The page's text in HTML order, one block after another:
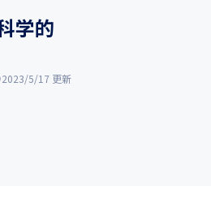
学的
2023/5/17 更新